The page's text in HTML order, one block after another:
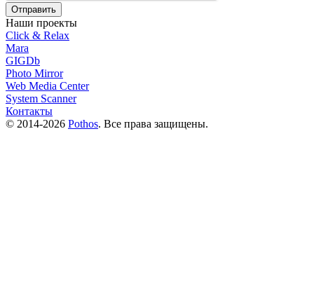
Наши проекты
Click & Relax
Mara
GIGDb
Photo Mirror
Web Media Center
System Scanner
Контакты
© 2014-2026 Pothos. Все права защищены.